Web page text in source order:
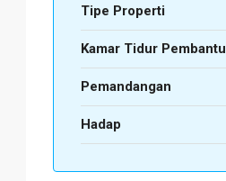
Tipe Properti
Kamar Tidur Pembantu
Pemandangan
Hadap